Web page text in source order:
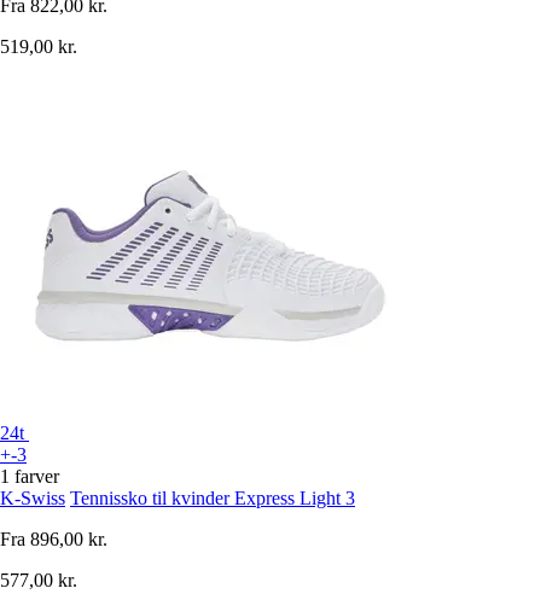
Fra 822,00 kr.
519,00 kr.
24t
+-3
1 farver
K-Swiss Tennissko til kvinder Express Light 3
Fra 896,00 kr.
577,00 kr.